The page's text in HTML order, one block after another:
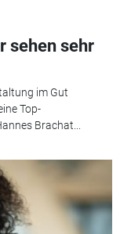
sehen sehr
im Gut
Top-
Brachat...